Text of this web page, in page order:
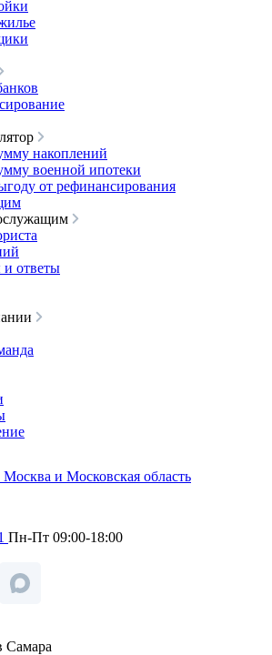
накоплений
военной ипотеки
от рефинансирования
ответы
Москва и Московская область
Пн-Пт 09:00-18:00
Самара